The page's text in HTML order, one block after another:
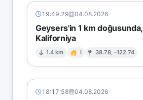
19:49:29 04.08.2026
Geysers'in 1 km doğusunda,
Kaliforniya
1.4 km I 38.78, -122.74
18:17:58 04.08.2026